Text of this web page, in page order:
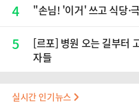
4 "손님! '이거' 쓰고 식당·
5
[르포] 병원 오는 길부터
자들
실시간 인기뉴스